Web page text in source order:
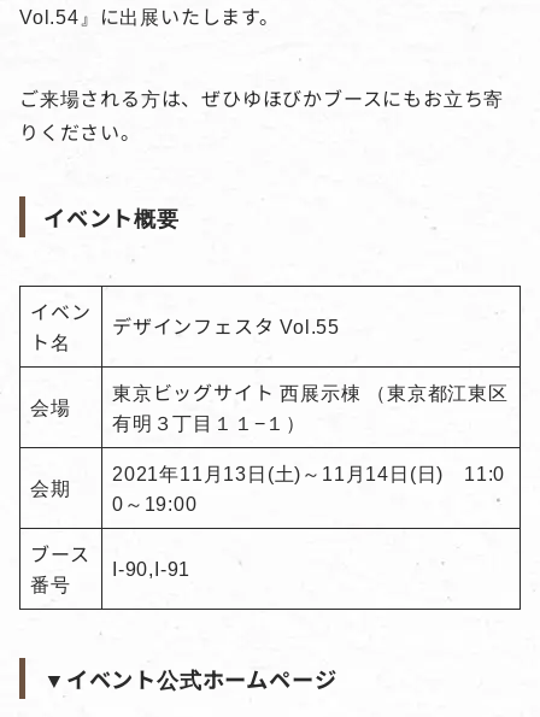
Vol.54』に出展いたします。
ご来場される方は、ぜひゆほびかブースにもお立ち寄
りください。
イベント概要
イベン
ト名
デザインフェスタ Vol.55
会場
東京ビッグサイト 西展示棟 （東京都江東区
有明３丁目１１−１）
会期
2021年11月13日(土)～11月14日(日) 11:0
0～19:00
ブース
番号
I-90,I-91
▼イベント公式ホームページ